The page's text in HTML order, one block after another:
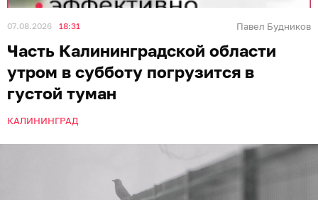
07.08.2026 18:31 Павел Будников
Часть Калининградской области
утром в субботу погрузится в
густой туман
КАЛИНИНГРАД